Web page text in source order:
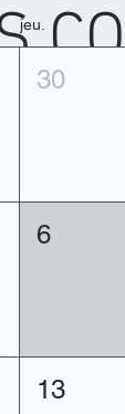
jeu.
30
6
13